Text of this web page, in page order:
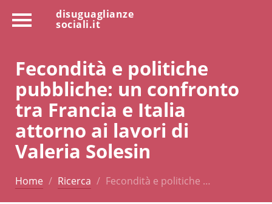
disuguaglianze
sociali.it
Fecondità e politiche
pubbliche: un confronto
tra Francia e Italia
attorno ai lavori di
Valeria Solesin
Home Ricerca Fecondità e politiche …